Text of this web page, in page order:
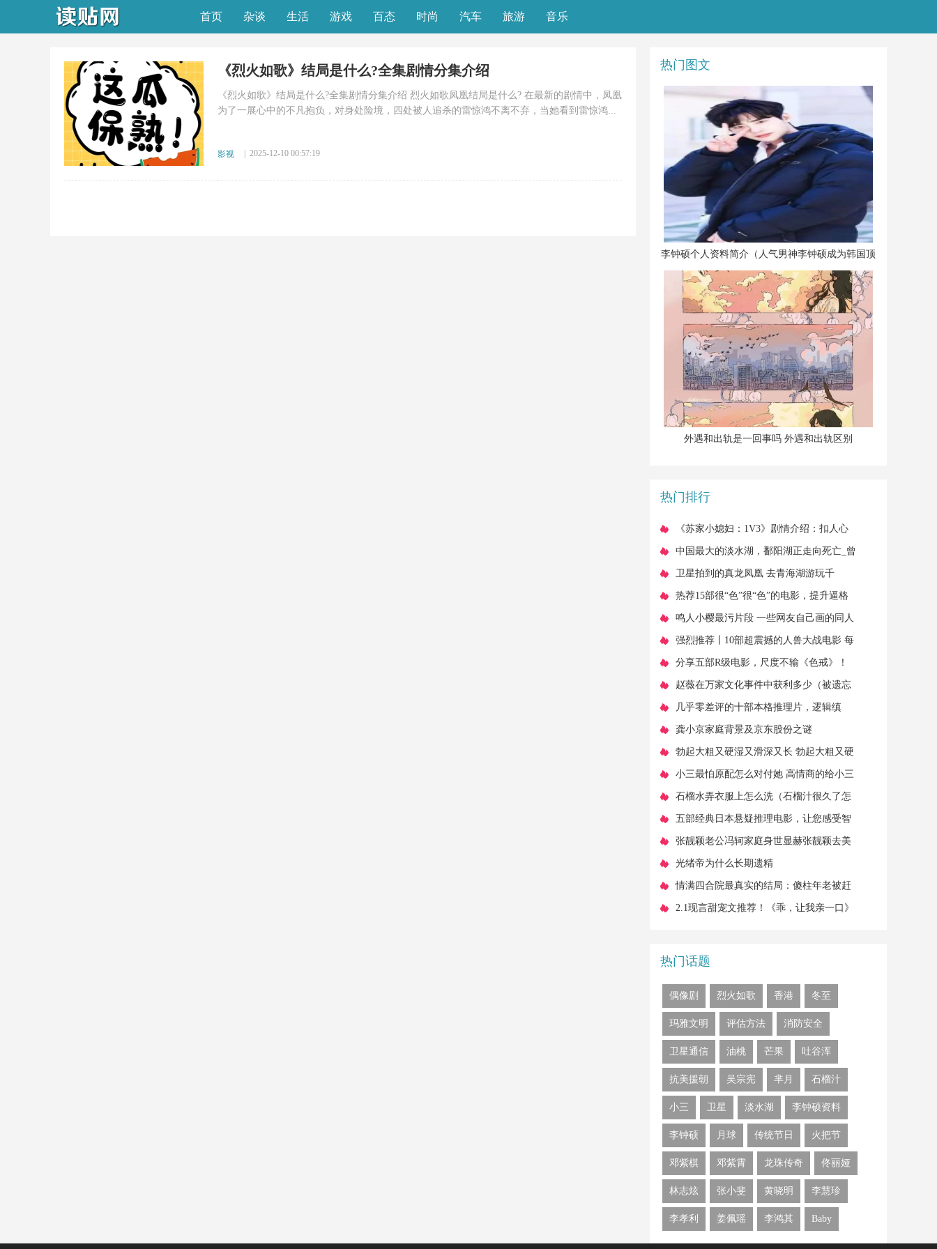
首页 杂谈 生活 游戏 百态 时尚 汽车 旅游 音乐
《烈火如歌》结局是什么?全集剧情分集介绍
《烈火如歌》结局是什么?全集剧情分集介绍 烈火如歌凤凰结局是什么? 在最新的剧情中，凤凰
为了一展心中的不凡抱负，对身处险境，四处被人追杀的雷惊鸿不离不弃，当她看到雷惊鸿...
影视 | 2025-12-10 00:57:19
热门图文
​李钟硕个人资料简介（人气男神李钟硕成为韩国顶
流）
​外遇和出轨是一回事吗 外遇和出轨区别
热门排行
​《苏家小媳妇：1V3》剧情介绍：扣人心
弦的情感纠葛
​中国最大的淡水湖，鄱阳湖正走向死亡_曾
经搞涸
​卫星拍到的真龙凤凰 去青海湖游玩千
​热荐15部很“色”很“色”的电影，提升逼格
必备！
​鸣人小樱最污片段 一些网友自己画的同人
漫
​强烈推荐丨10部超震撼的人兽大战电影 每
部都让人热血沸腾
​分享五部R级电影，尺度不输《色戒》！
你看过几部？
​赵薇在万家文化事件中获利多少（被遗忘
的黄有龙）
​几乎零差评的十部本格推理片，逻辑缜
密，烧脑不止！
​龚小京家庭背景及京东股份之谜
​勃起大粗又硬湿又滑深又长 勃起大粗又硬
湿又滑深又长无力怎么办
​小三最怕原配怎么对付她 高情商的给小三
发信息
​石榴水弄衣服上怎么洗（石榴汁很久了怎
么洗掉）
​五部经典日本悬疑推理电影，让您感受智
商不够用！
​张靓颖老公冯轲家庭身世显赫张靓颖去美
国堕胎原因真相
​光绪帝为什么长期遗精
​情满四合院最真实的结局：傻柱年老被赶
出家门，大茂为其办后事
​2.1现言甜宠文推荐！《乖，让我亲一口》
热门话题
偶像剧 烈火如歌 ​香港 ​冬至
​玛雅文明 评估方法 消防安全
卫星通信 ​油桃 芒果 ​吐谷浑
​抗美援朝 ​吴宗宪 ​芈月 石榴汁
​小三 ​卫星 淡水湖 ​李钟硕资料
​李钟硕 月球 传统节日 ​火把节
邓紫棋 ​邓紫霄 ​龙珠传奇 ​佟丽娅
​林志炫 张小斐 ​黄晓明 ​李慧珍
​李孝利 姜佩瑶 ​李鸿其 Baby